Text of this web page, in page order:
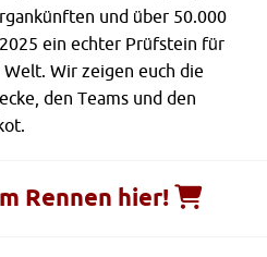
und über 50.000
ein echter Prüfstein für
Wir zeigen euch die
den Teams und den
Rennen hier!